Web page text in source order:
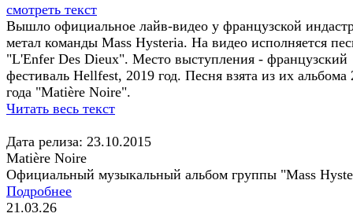
смотреть текст
Вышло официальное лайв-видео у французской
метал команды Mass Hysteria. На видео исполняется
"L'Enfer Des Dieux". Место выступления - французский
фестиваль Hellfest, 2019 год. Песня взята из их альбома
года "Matière Noire".
Читать весь текст
Дата релиза: 23.10.2015
Matière Noire
Официальный музыкальный альбом группы "Mass
Подробнее
21.03.26